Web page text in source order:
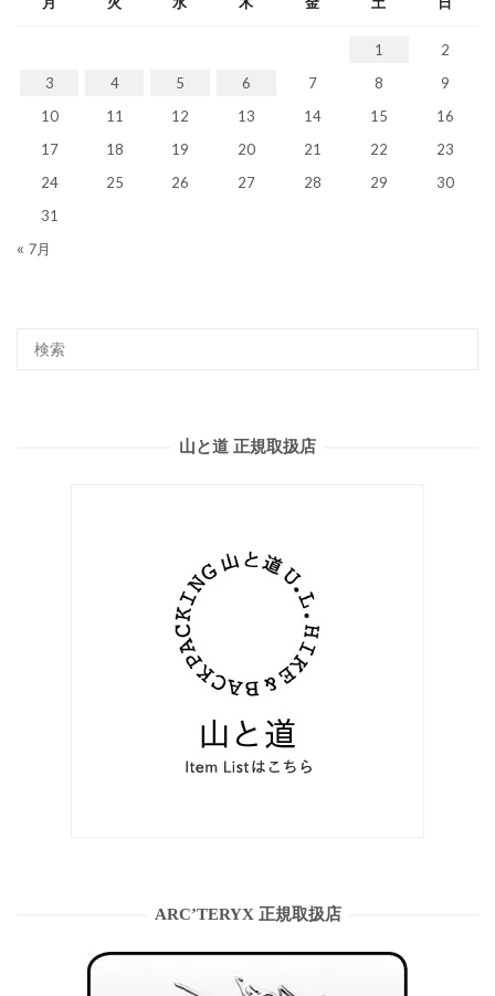
1
2
3
4 5 6 7 8
9
10
11 12 13 14 15
16
17
18 19 20 21 22
23
24
25 26 27 28 29
30
31
« 7月
山と道 正規取扱店
ARC’TERYX 正規取扱店